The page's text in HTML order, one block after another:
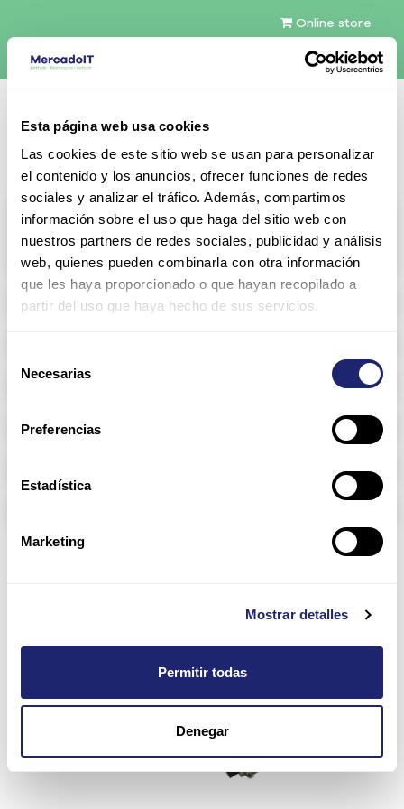
Esta página web usa cookies
Las cookies de este sitio web se usan para personalizar
el contenido y los anuncios, ofrecer funciones de redes
sociales y analizar el tráfico. Además, compartimos
información sobre el uso que haga del sitio web con
nuestros partners de redes sociales, publicidad y análisis
web, quienes pueden combinarla con otra información
que les haya proporcionado o que hayan recopilado a
partir del uso que haya hecho de sus servicios.
Necesarias
Preferencias
Estadística
Marketing
Mostrar detalles
Permitir todas
Denegar
Online store
English (US)
Contact Us
View full catalog
Refurbished servers